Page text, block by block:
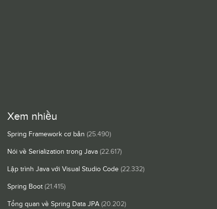
Xem nhiều
Spring Framework cơ bản (25.490)
Nói về Serialization trong Java (22.617)
Lập trình Java với Visual Studio Code (22.332)
Spring Boot (21.415)
Tổng quan về Spring Data JPA (20.202)